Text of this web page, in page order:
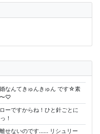
なんてきゅんきゅん です☆素
〜♡
ーですからね！ひと針ごとに
！
せないのです…… リシュリー